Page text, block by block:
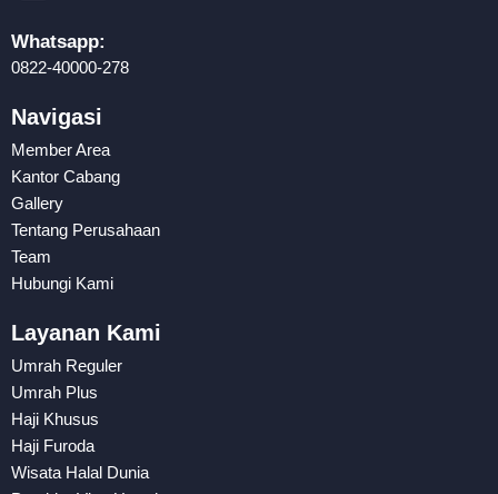
Whatsapp:
0822-40000-278
Navigasi
Member Area
Kantor Cabang
Gallery
Tentang Perusahaan
Team
Hubungi Kami
Layanan Kami
Umrah Reguler
Umrah Plus
Haji Khusus
Haji Furoda
Wisata Halal Dunia